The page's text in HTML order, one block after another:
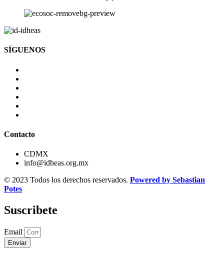
SÍGUENOS
Contacto
CDMX
info@idheas.org.mx
© 2023 Todos los derechos reservados. Powered by Sebastian
Potes
Suscribete
Email
Enviar